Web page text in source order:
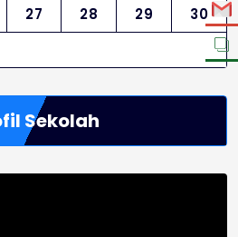
27 28 29
30
Sekolah